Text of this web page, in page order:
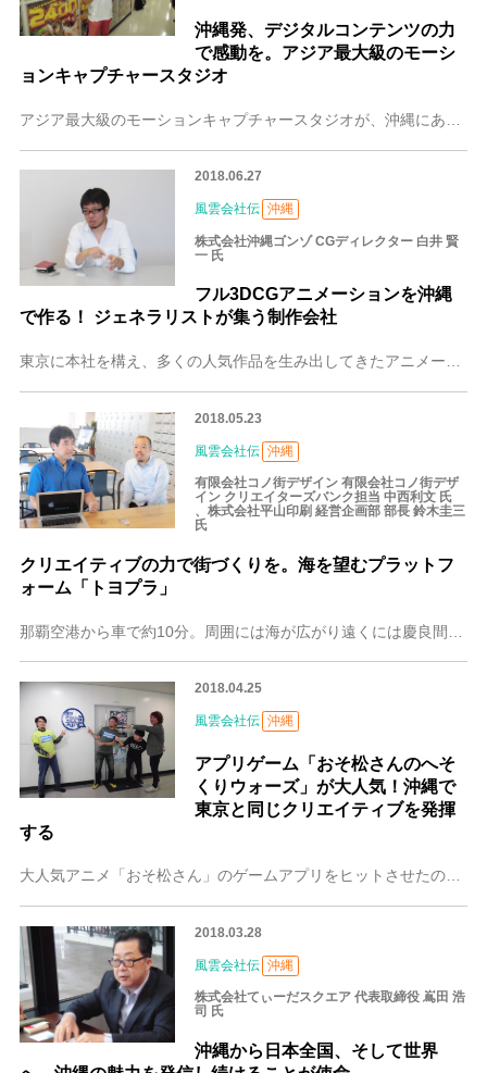
沖縄発、デジタルコンテンツの力
で感動を。アジア最大級のモーシ
ョンキャプチャースタジオ
2018.06.27
風雲会社伝 沖縄
株式会社沖縄ゴンゾ CGディレクター 白井 賢
一 氏
フル3DCGアニメーションを沖縄
で作る！ ジェネラリストが集う制作会社
2018.05.23
風雲会社伝 沖縄
有限会社コノ街デザイン 有限会社コノ街デザ
イン クリエイターズバンク担当 中西利文 氏
、株式会社平山印刷 経営企画部 部長 鈴木圭三
氏
クリエイティブの力で街づくりを。海を望むプラットフ
ォーム「トヨプラ」
2018.04.25
風雲会社伝 沖縄
アプリゲーム「おそ松さんのへそ
くりウォーズ」が大人気！沖縄で
東京と同じクリエイティブを発揮
する
大人気アニメ「おそ松さん」のゲームアプリをヒットさせたのは、実は沖縄にある会社。それが、今回ご紹介する「ちゅらっぷす株式会社」です。沖縄の方言で美しいという意味
2018.03.28
風雲会社伝 沖縄
株式会社てぃーだスクエア 代表取締役 嶌田 浩
司 氏
沖縄から日本全国、そして世界